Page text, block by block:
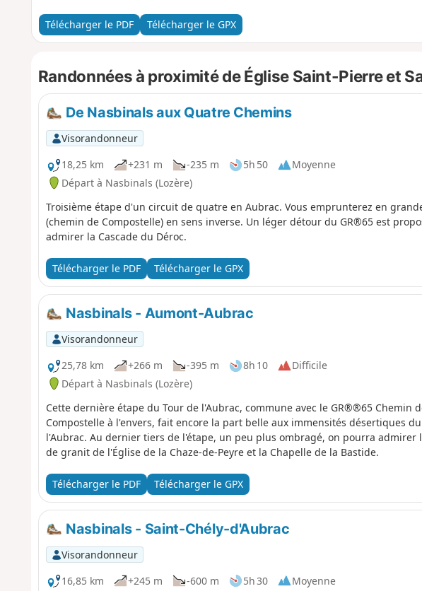
Télécharger le PDF Télécharger le GPX
Randonnées à proximité de Église Saint-Pierre et
De Nasbinals aux Quatre Chemins
Visorandonneur
18,25 km
+231 m -235 m 5h 50
Moyenne
Départ à Nasbinals (Lozère)
Troisième étape d'un circuit de quatre en Aubrac. Vous emprunterez en
(chemin de Compostelle) en sens inverse. Un léger détour du GR®65 est
admirer la Cascade du Déroc.
Télécharger le PDF Télécharger le GPX
Nasbinals - Aumont-Aubrac
Visorandonneur
25,78 km
+266 m -395 m 8h 10
Difficile
Départ à Nasbinals (Lozère)
Cette dernière étape du Tour de l'Aubrac, commune avec le GR®®65 Chemin
Compostelle à l'envers, fait encore la part belle aux immensités désertiques
l'Aubrac. Au dernier tiers de l'étape, un peu plus ombragé, on pourra admirer
de granit de l'Église de la Chaze-de-Peyre et la Chapelle de la Bastide.
Télécharger le PDF Télécharger le GPX
Nasbinals - Saint-Chély-d'Aubrac
Visorandonneur
16,85 km
+245 m -600 m 5h 30
Moyenne